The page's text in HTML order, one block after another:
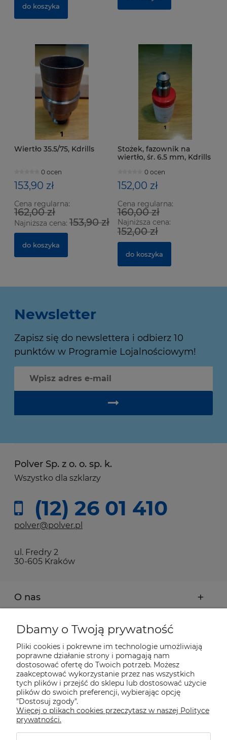
do koszyka
Wiertło 35.5/75, Kdrills
0 ocen
153,90 zł
Cena regularna:
162,00 zł
Najniższa cena: 153,90 zł
do koszyka
Stożek, fazownik na
wiertło, śr. 6.5 mm, Kdrills
0 ocen
152,00 zł
Cena regularna:
160,00 zł
Najniższa cena:
152,00 zł
do koszyka
Newsletter
Zapisz się do newslettera i odbierz 10
punktów w Programie Lojalnościowym!
Polver Sp. z o. o. sp. k.
Wszystko dla szklarzy
(12) 26 01 410
polver@polver.pl
ul. Fredry 2
30-605 Kraków
O nas
Moje konto
Płatności i dostawa
Pomoc
Informacje
Dbamy o Twoją prywatność
Pliki cookies i pokrewne im technologie umożliwiają
poprawne działanie strony i pomagają nam
dostosować ofertę do Twoich potrzeb. Możesz
zaakceptować wykorzystanie przez nas wszystkich
tych plików i przejść do sklepu lub dostosować użycie
plików do swoich preferencji, wybierając opcję
"Dostosuj zgody".
Więcej o plikach cookies przeczytasz w naszej Polityce
prywatności.